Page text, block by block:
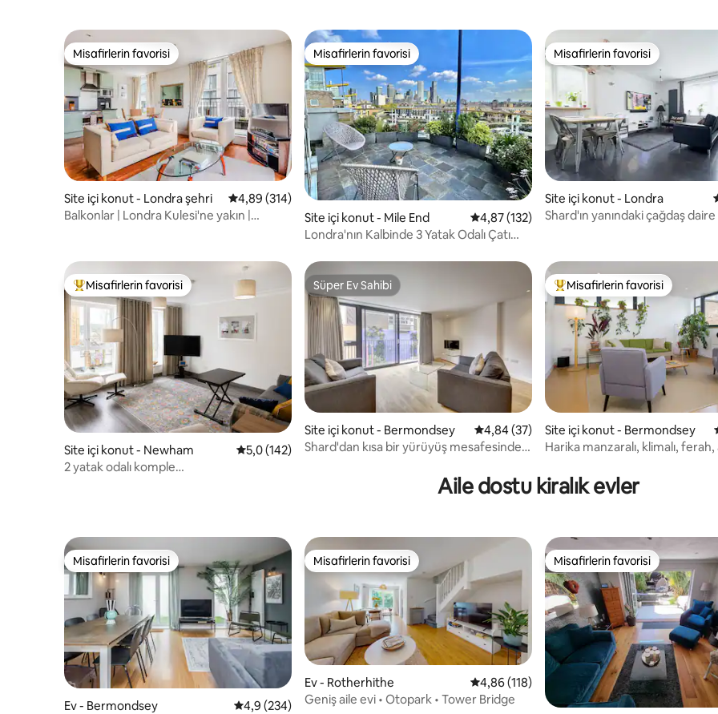
Misafirlerin favorisi
Misafirlerin favorisi
Site içi konut - Londra şehri 5 üzerinden ortalama 4,89 puan, 314 değerlendirme
4,89 (314)
Balkonlar | Londra Kulesi'ne yakın |
Misafirlerin favorisi
Misafirlerin favorisi
Site içi konut - Mile End 5 üzerinden ortalama 4,87 puan, 132
4,87 (132)
Londra'nın Kalbinde 3 Yatak Odalı Çatı
Misafirlerin favorisi
Misafirlerin favorisi
Site içi konut - Londra
Shard'ın yanındaki çağdaş daire
Misafirlerin favorilerinden en beğenilenler arasında
Misafirlerin favorisi
Site içi konut - Newham 5 üzerinden ortalama 5,0 puan, 142 değerlendirme
5,0 (142)
2 yatak odalı komple
Süper Ev Sahibi
Süper Ev Sahibi
Site içi konut - Bermondsey 5 üzerinden ortalama 4,84 puan, 37
4,84 (37)
Shard'dan kısa bir yürüyüş mesafesinde 2
Misafirlerin favorilerinden en
Misafirlerin favorisi
Site içi konut - Bermondsey
Harika manzaralı, klimalı, ferah,
Aile dostu kiralık evler
Misafirlerin favorisi
Misafirlerin favorisi
Ev - Bermondsey 5 üzerinden ortalama 4,9 puan, 234 değerlendirme
4,9 (234)
Misafirlerin favorisi
Misafirlerin favorisi
Ev - Rotherhithe 5 üzerinden ortalama 4,86 puan, 118
4,86 (118)
Geniş aile evi • Otopark • Tower Bridge
Misafirlerin favorisi
Misafirlerin favorisi